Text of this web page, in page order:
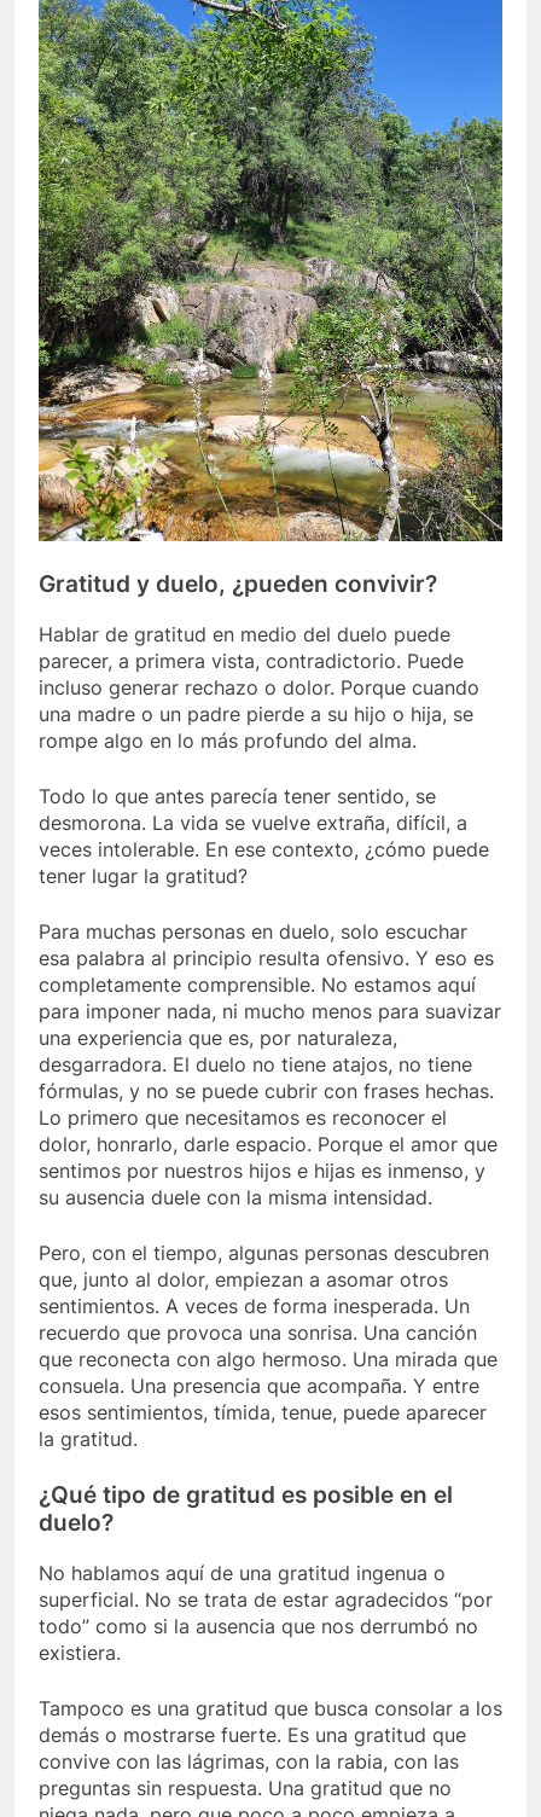
Gratitud y duelo, ¿pueden convivir?
Hablar de gratitud en medio del duelo puede
parecer, a primera vista, contradictorio. Puede
incluso generar rechazo o dolor. Porque cuando
una madre o un padre pierde a su hijo o hija, se
rompe algo en lo más profundo del alma.
Todo lo que antes parecía tener sentido, se
desmorona. La vida se vuelve extraña, difícil, a
veces intolerable. En ese contexto, ¿cómo puede
tener lugar la gratitud?
Para muchas personas en duelo, solo escuchar
esa palabra al principio resulta ofensivo. Y eso es
completamente comprensible. No estamos aquí
para imponer nada, ni mucho menos para suavizar
una experiencia que es, por naturaleza,
desgarradora. El duelo no tiene atajos, no tiene
fórmulas, y no se puede cubrir con frases hechas.
Lo primero que necesitamos es reconocer el
dolor, honrarlo, darle espacio. Porque el amor que
sentimos por nuestros hijos e hijas es inmenso, y
su ausencia duele con la misma intensidad.
Pero, con el tiempo, algunas personas descubren
que, junto al dolor, empiezan a asomar otros
sentimientos. A veces de forma inesperada. Un
recuerdo que provoca una sonrisa. Una canción
que reconecta con algo hermoso. Una mirada que
consuela. Una presencia que acompaña. Y entre
esos sentimientos, tímida, tenue, puede aparecer
la gratitud.
¿Qué tipo de gratitud es posible en el
duelo?
No hablamos aquí de una gratitud ingenua o
superficial. No se trata de estar agradecidos “por
todo” como si la ausencia que nos derrumbó no
existiera.
Tampoco es una gratitud que busca consolar a los
demás o mostrarse fuerte. Es una gratitud que
convive con las lágrimas, con la rabia, con las
preguntas sin respuesta. Una gratitud que no